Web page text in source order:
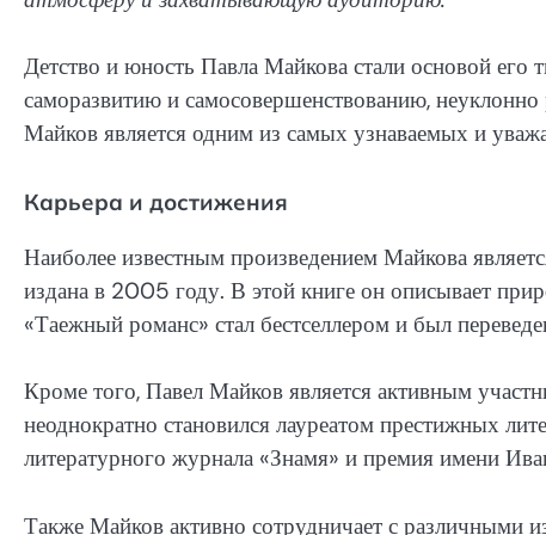
Детство и юность Павла Майкова стали основой
саморазвитию и самосовершенствованию,
Майков является одним из самых узнаваемых и
Карьера и достижения
Наиболее известным произведением Майкова
издана в 2005 году. В этой книге он описывает
«Таежный романс» стал бестселлером и был
Кроме того, Павел Майков является активным
неоднократно становился лауреатом престижных
литературного журнала «Знамя» и премия имени
Также Майков активно сотрудничает с различными